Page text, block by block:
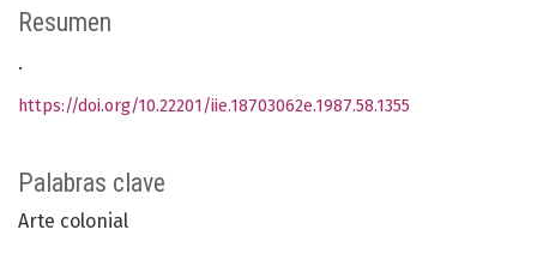
Palabras clave
Arte colonial
Resumen
.
https://doi.org/10.22201/iie.18703062e.1987.58.1355